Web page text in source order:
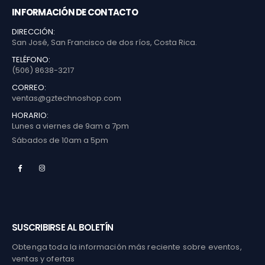
INFORMACIÓN DE CONTACTO
DIRECCIÓN:
San José, San Francisco de dos ríos, Costa Rica.
TELÉFONO:
(506) 8638-3217
CORREO:
ventas@gztechnoshop.com
HORARIO:
Lunes a viernes de 9am a 7pm
Sábados de 10am a 5pm
SUSCRIBIRSE AL BOLETÍN
Obtenga toda la información más reciente sobre eventos,
ventas y ofertas